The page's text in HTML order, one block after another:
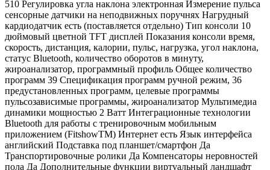
510 Регулировка угла наклона электронная Измерение пульса
сенсорные датчики на неподвижных поручнях Нагрудный
кардиодатчик есть (поставляется отдельно) Тип консоли 10
дюймовый цветной TFT дисплей Показания консоли время,
скорость, дистанция, калории, пульс, нагрузка, угол наклона,
статус Bluetooth, количество оборотов в минуту,
жироанализатор, программный профиль Общее количество
программ 39 Спецификация программ ручной режим, 36
предустановленных программ, целевые программы
пульсозависимые программы, жироанализатор Мультимедиа
динамики мощностью 2 Ватт Интеграционные технологии
Bluetooth для работы с тренировочным мобильным
приложением (FitshowTM) Интернет есть Язык интерфейса
английский Подставка под планшет/смартфон Да
Транспортировочные ролики Да Компенсаторы неровностей
пола Да Дополнительные функции виртуальный ландшафт